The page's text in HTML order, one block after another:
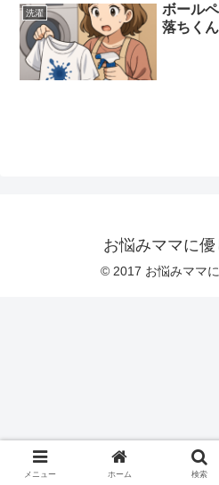
洗濯
ボール
落ちく
お悩みママに
© 2017 お悩みママ
メニュー ホーム 検索